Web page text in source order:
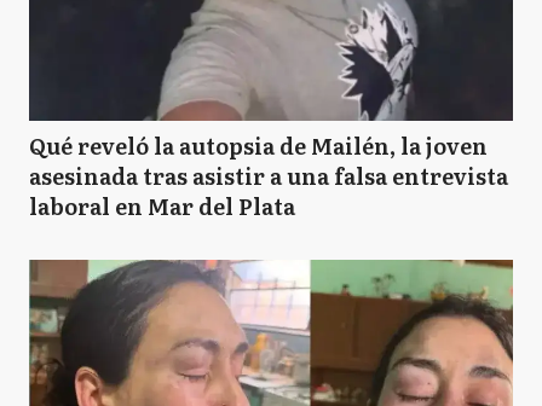
Qué reveló la autopsia de Mailén, la joven
asesinada tras asistir a una falsa entrevista
laboral en Mar del Plata